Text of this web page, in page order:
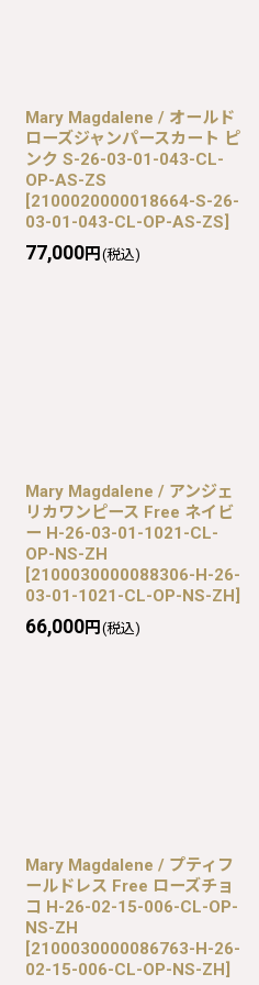
Mary Magdalene / オールド
ローズジャンパースカート ピ
ンク S-26-03-01-043-CL-
OP-AS-ZS
[2100020000018664-S-26-
03-01-043-CL-OP-AS-ZS]
77,000円 (税込)
Mary Magdalene / アンジェ
リカワンピース Free ネイビ
ー H-26-03-01-1021-CL-
OP-NS-ZH
[2100030000088306-H-26-
03-01-1021-CL-OP-NS-ZH]
66,000円 (税込)
Mary Magdalene / プティフ
ールドレス Free ローズチョ
コ H-26-02-15-006-CL-OP-
NS-ZH
[2100030000086763-H-26-
02-15-006-CL-OP-NS-ZH]